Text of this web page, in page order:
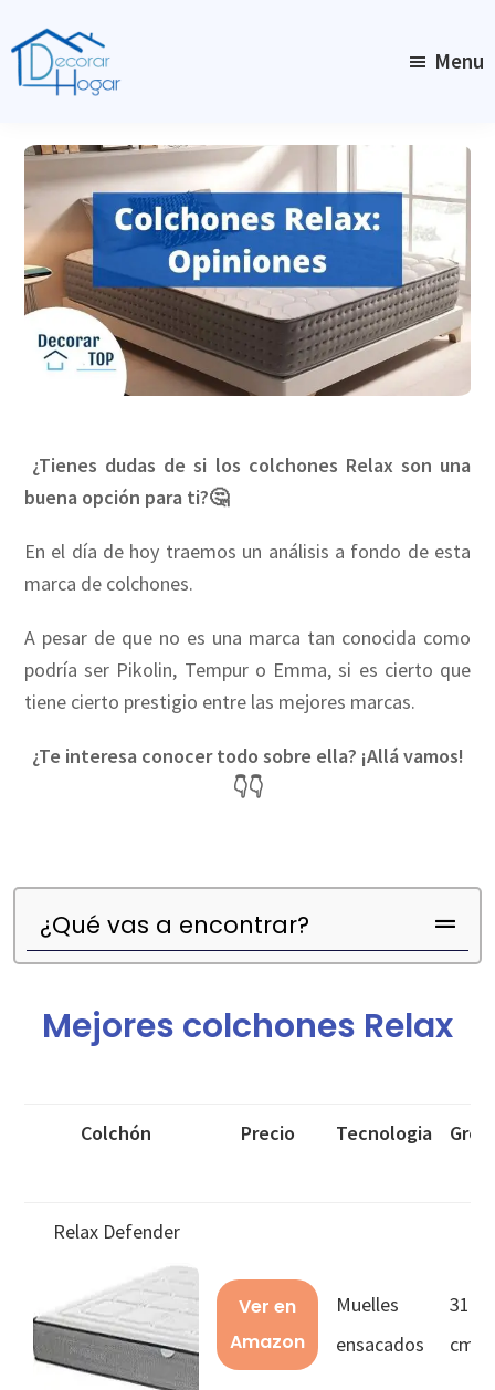
to
main
Menu
¿Tienes dudas de si los colchones Relax son una
buena opción para ti?🤔
En el día de hoy traemos un análisis a fondo de esta
marca de colchones.
A pesar de que no es una marca tan conocida como
podría ser Pikolin, Tempur o Emma, si es cierto que
tiene cierto prestigio entre las mejores marcas.
¿Te interesa conocer todo sobre ella? ¡Allá vamos!
👇👇
¿Qué vas a encontrar?
Mejores colchones Relax
Colchón Precio Tecnologia
Relax Defender
Ver en
Amazon
Muelles
ensacados
31
cms